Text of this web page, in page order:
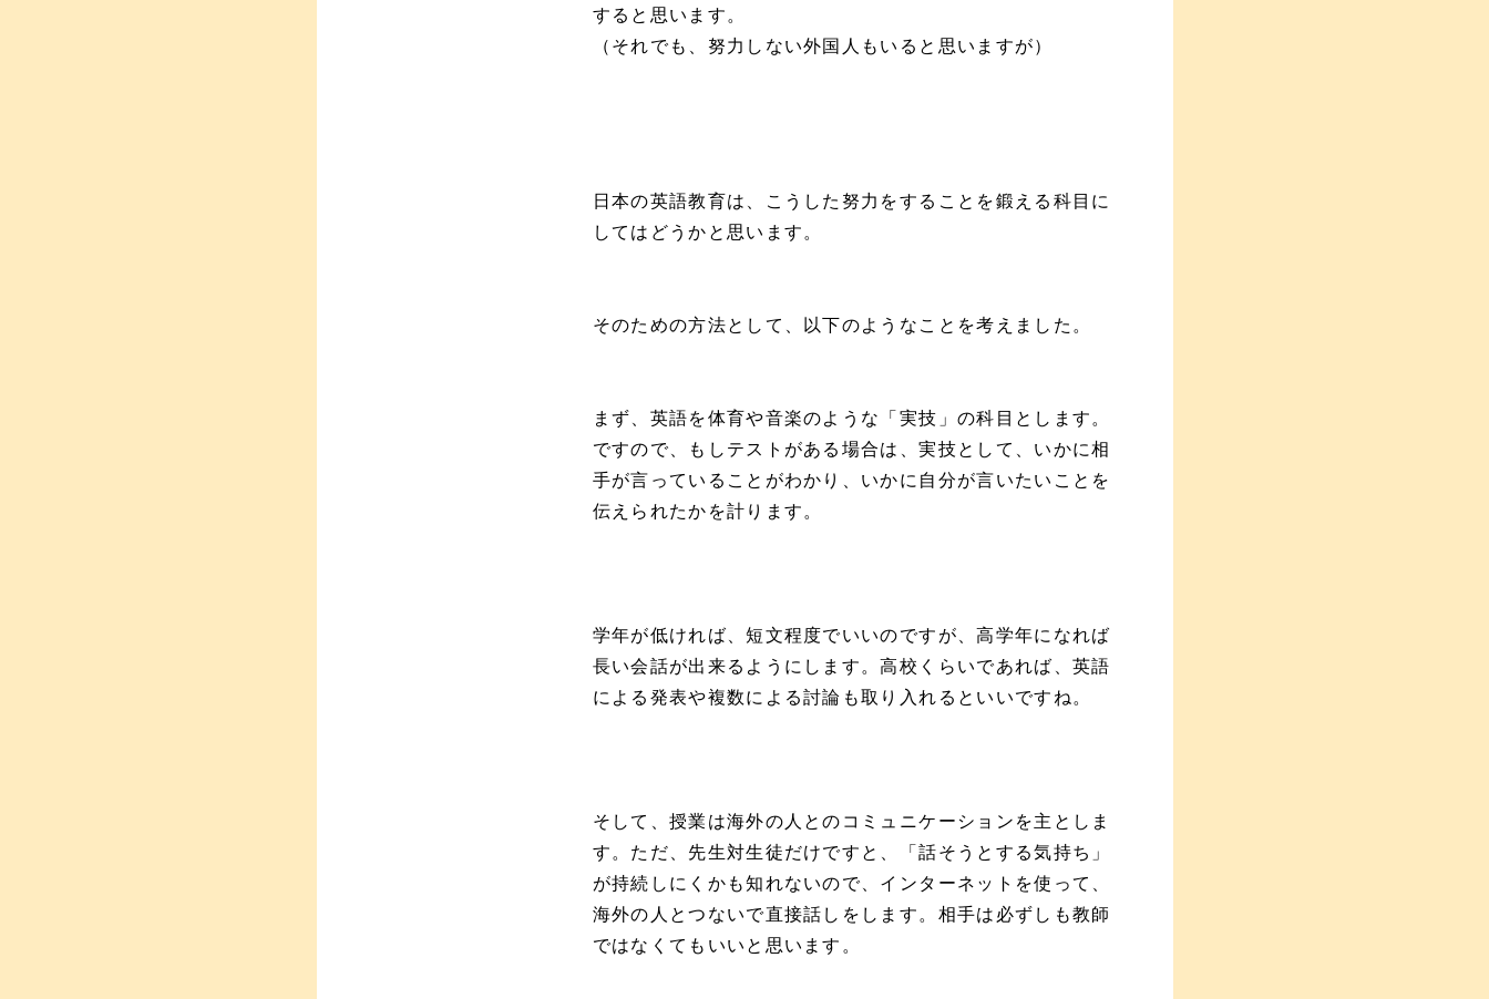
すると思います。
（それでも、努力しない外国人もいると思いますが）
日本の英語教育は、こうした努力をすることを鍛える科目に
してはどうかと思います。
そのための方法として、以下のようなことを考えました。
まず、英語を体育や音楽のような「実技」の科目とします。
ですので、もしテストがある場合は、実技として、いかに相
手が言っていることがわかり、いかに自分が言いたいことを
伝えられたかを計ります。
学年が低ければ、短文程度でいいのですが、高学年になれば
長い会話が出来るようにします。高校くらいであれば、英語
による発表や複数による討論も取り入れるといいですね。
そして、授業は海外の人とのコミュニケーションを主としま
す。ただ、先生対生徒だけですと、「話そうとする気持ち」
が持続しにくかも知れないので、インターネットを使って、
海外の人とつないで直接話しをします。相手は必ずしも教師
ではなくてもいいと思います。